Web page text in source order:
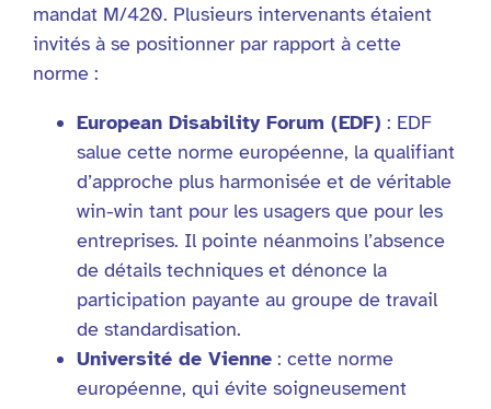
mandat M/420. Plusieurs intervenants étaient
invités à se positionner par rapport à cette
norme :
European Disability Forum (EDF) : EDF
salue cette norme européenne, la qualifiant
d’approche plus harmonisée et de véritable
win-win tant pour les usagers que pour les
entreprises. Il pointe néanmoins l’absence
de détails techniques et dénonce la
participation payante au groupe de travail
de standardisation.
Université de Vienne : cette norme
européenne, qui évite soigneusement